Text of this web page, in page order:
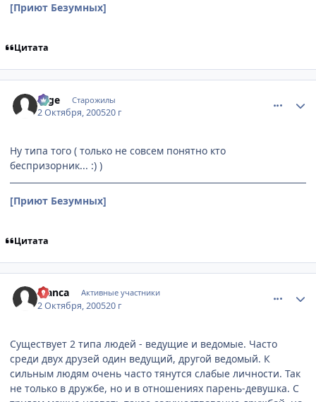
[Приют Безумных]
Цитата
sage Старожилы
2 Октября, 200520 г
Ну типа того ( только не совсем понятно кто
беспризорник... :) )
[Приют Безумных]
Цитата
Bianca Активные участники
2 Октября, 200520 г
Существует 2 типа людей - ведущие и ведомые. Часто
среди двух друзей один ведущий, другой ведомый. К
сильным людям очень часто тянутся слабые личности. Так
не только в дружбе, но и в отношениях парень-девушка. С